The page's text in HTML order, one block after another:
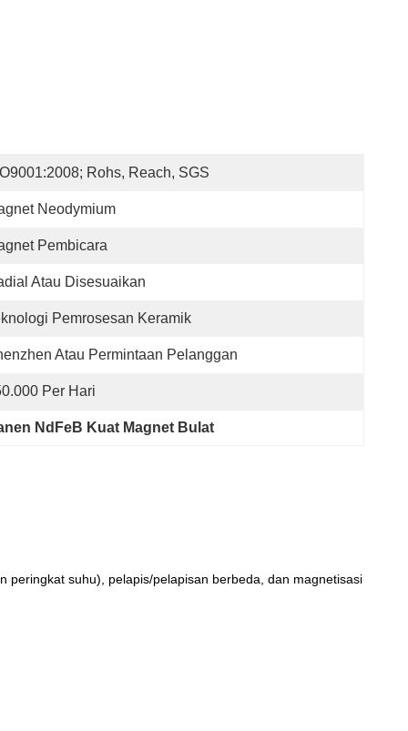
Rohs, Reach, SGS
Neodymium
Pembicara
Atau Disesuaikan
Pemrosesan Keramik
Atau Permintaan Pelanggan
Per Hari
NdFeB Kuat Magnet Bulat
peringkat suhu), pelapis/pelapisan berbeda, dan magnetisasi